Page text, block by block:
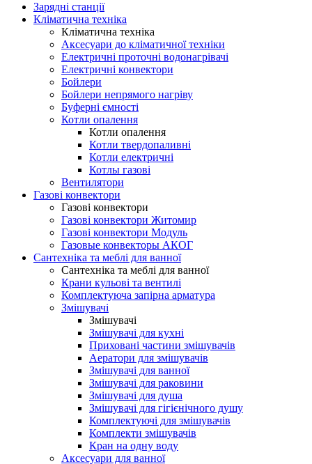
Зарядні станції
Кліматична техніка
Кліматична техніка
Аксесуари до кліматичної техніки
Електричні проточні водонагрівачі
Електричні конвектори
Бойлери
Бойлери непрямого нагріву
Буферні ємності
Котли опалення
Котли опалення
Котли твердопаливні
Котли електричні
Котлы газові
Вентилятори
Газові конвектори
Газові конвектори
Газові конвектори Житомир
Газові конвектори Модуль
Газовые конвекторы АКОГ
Сантехніка та меблі для ванної
Сантехніка та меблі для ванної
Крани кульові та вентилі
Комплектуюча запірна арматура
Змішувачі
Змішувачі
Змішувачі для кухні
Приховані частини змішувачів
Аератори для змішувачів
Змішувачі для ванної
Змішувачі для раковини
Змішувачі для душа
Змішувачі для гігієнічного душу
Комплектуючі для змішувачів
Комплекти змішувачів
Кран на одну воду
Аксесуари для ванної